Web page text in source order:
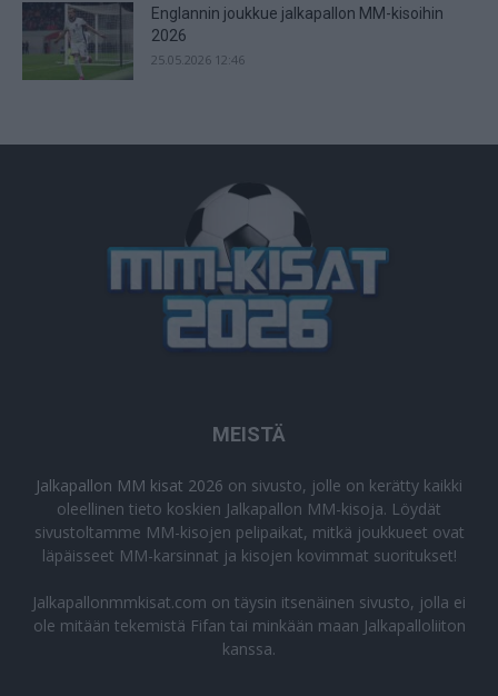
Englannin joukkue jalkapallon MM-kisoihin
2026
25.05.2026 12:46
MEISTÄ
Jalkapallon MM kisat 2026 on sivusto, jolle on kerätty kaikki
oleellinen tieto koskien Jalkapallon MM-kisoja. Löydät
sivustoltamme MM-kisojen pelipaikat, mitkä joukkueet ovat
läpäisseet MM-karsinnat ja kisojen kovimmat suoritukset!
Jalkapallonmmkisat.com on täysin itsenäinen sivusto, jolla ei
ole mitään tekemistä Fifan tai minkään maan Jalkapalloliiton
kanssa.